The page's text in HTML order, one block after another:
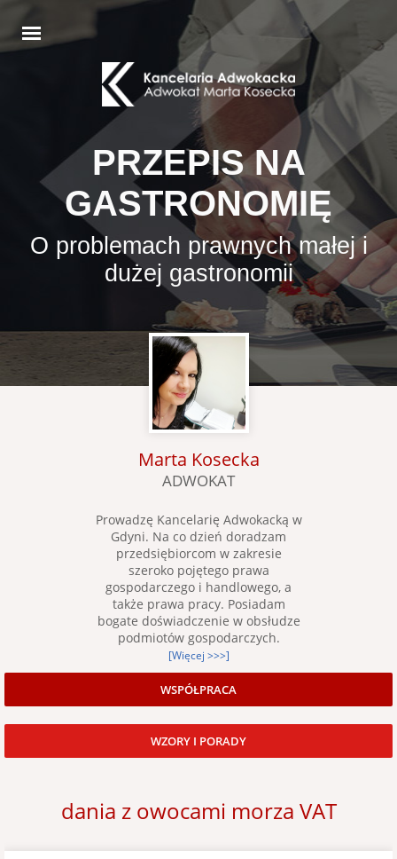
PRZEPIS NA
GASTRONOMIĘ
O problemach prawnych małej i
dużej gastronomii
Marta Kosecka
ADWOKAT
Prowadzę Kancelarię Adwokacką w
Gdyni. Na co dzień doradzam
przedsiębiorcom w zakresie
szeroko pojętego prawa
gospodarczego i handlowego, a
także prawa pracy. Posiadam
bogate doświadczenie w obsłudze
podmiotów gospodarczych.
[Więcej >>>]
WSPÓŁPRACA
WZORY I PORADY
dania z owocami morza VAT